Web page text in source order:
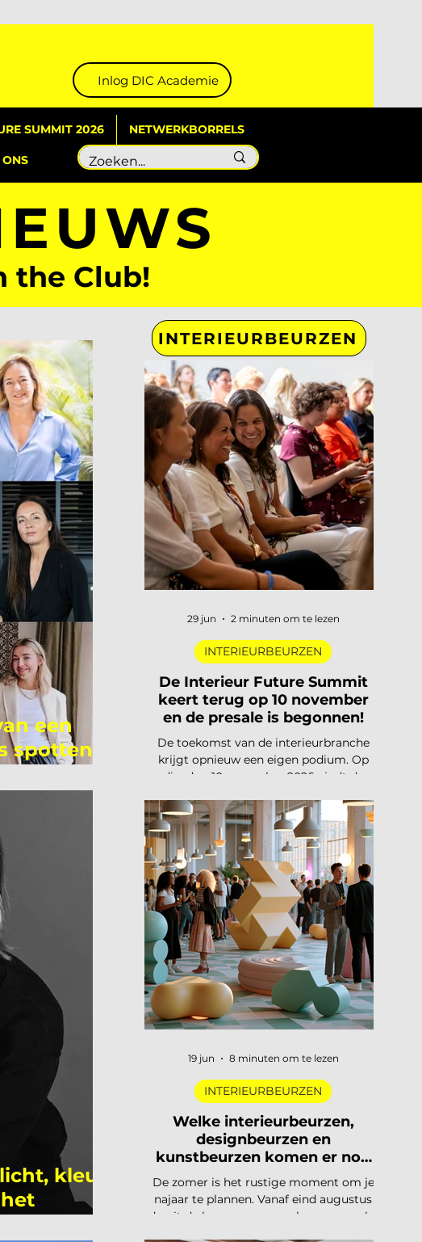
Inlog DIC Academie
SUMMIT 2026 NETWERKBORRELS
ONS
the Club!
een
spotten,
kleur,
INTERIEURBEURZEN
De Interieur Future Summit
keert terug op 10 november
en de presale is begonnen!
De toekomst van de interieurbranche
krijgt opnieuw een eigen podium. Op
dinsdag 10 november 2026 vindt de
Summit plaats, dit keer in Vianen. Een
dag waarop de hele branche
samenkomt om vooruit te kijken naar
waar ons vak naartoe beweegt. De
presale is gestart en er zijn vijftig tickets
beschikbaar voor 75 euro, daarna gaat
de prijs naar 125 euro. De Interieur
Future Summit keert terug op 10
november en de presale is begonnen!
Vorig jaar u
INTERIEURBEURZEN
29 jun 2 minuten om te lezen
Welke interieurbeurzen,
designbeurzen en
kunstbeurzen komen er nog
aan in 2026?
De zomer is het rustige moment om je
najaar te plannen. Vanaf eind augustus
draait de beurzencarrousel weer op volle
INTERIEURBEURZEN
19 jun 8 minuten om te lezen